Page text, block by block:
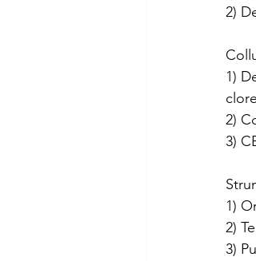
2)
1)
2)
3)
1)
2)
3)